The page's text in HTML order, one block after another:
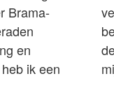
Brama-
en
ik een